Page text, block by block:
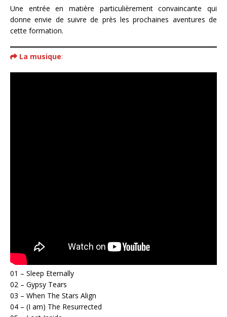
Une entrée en matière particulièrement convaincante qui
donne envie de suivre de près les prochaines aventures de
cette formation.
La musique:
01 – Sleep Eternally
02 – Gypsy Tears
03 – When The Stars Align
04 – (I am) The Resurrected